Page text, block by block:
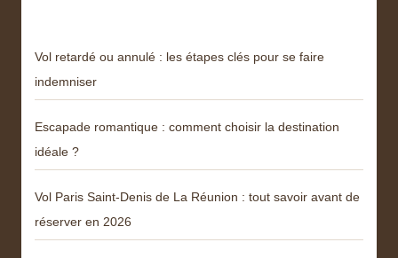
Vol retardé ou annulé : les étapes clés pour se faire
indemniser
Escapade romantique : comment choisir la destination
idéale ?
Vol Paris Saint-Denis de La Réunion : tout savoir avant de
réserver en 2026